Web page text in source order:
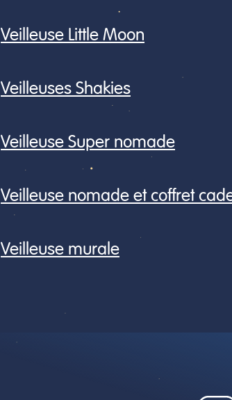
Veilleuse Little Moon
Veilleuses Shakies
Veilleuse Super nomade
Veilleuse nomade et coffret
Veilleuse murale